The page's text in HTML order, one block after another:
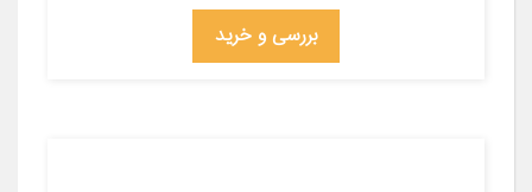
بررسی و خرید